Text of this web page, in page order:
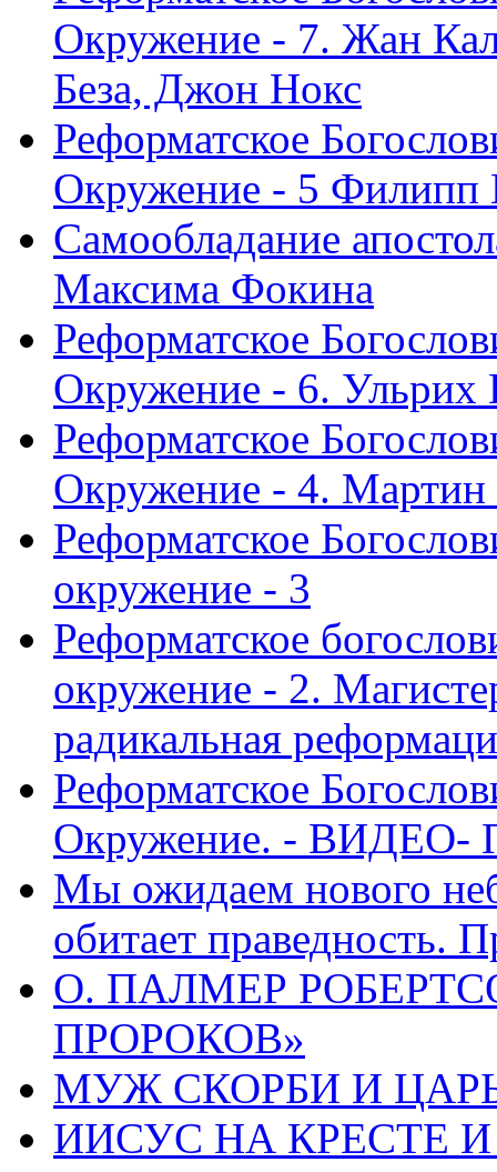
Окружение - 7. Жан
Беза, Джон Нокс
Реформатское
Окружение - 5 Филипп
Самообладание
Максима Фокина
Реформатское
Окружение - 6. Ульрих
Реформатское
Окружение - 4.
Реформатское
окружение - 3
Реформатское
окружение - 2.
радикальная
Реформатское
Окружение. - ВИДЕО-
Мы ожидаем нового
обитает праведность.
О. ПАЛМЕР
ПРОРОКОВ»
МУЖ СКОРБИ И ЦАРЬ
ИИСУС НА КРЕСТЕ